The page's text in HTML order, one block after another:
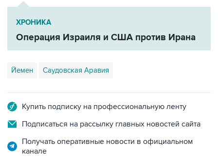
ХРОНИКА
Операция Израиля и США против Ирана
Йемен Саудовская Аравия
Подписаться на рассылку главных новостей сайта
Получать оперативные новости в официальном
канале